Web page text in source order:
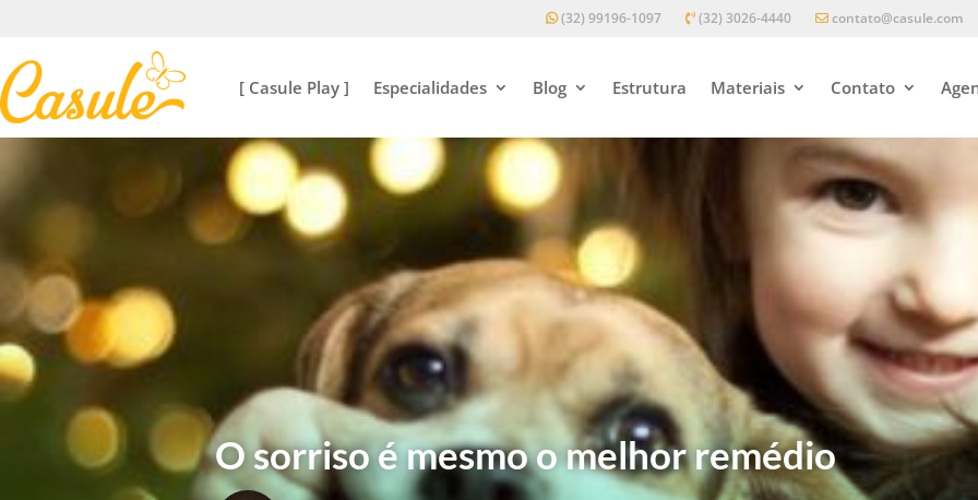
(32) 99196-1097 (32) 3026-4440 contato@casule.com
[ Casule Play ] Especialidades Blog Estrutura Materiais Contato
O sorriso é mesmo o melhor remédio